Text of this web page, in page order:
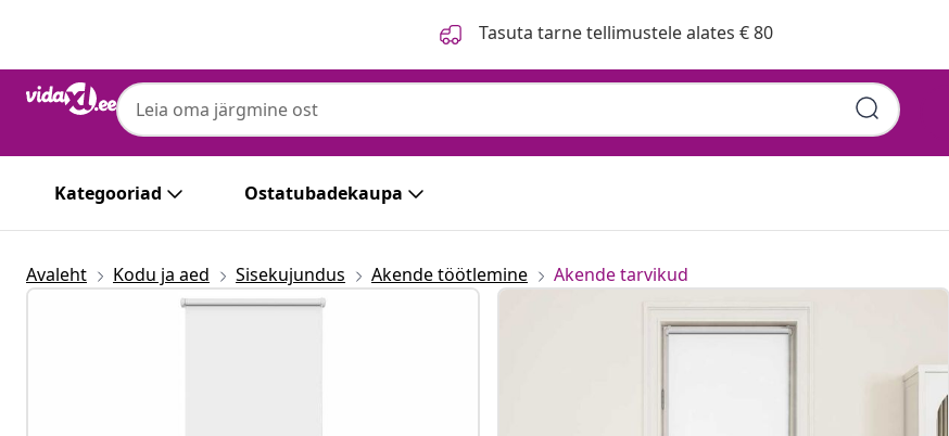
Tasuta tarne tellimustele alates € 80
Kategooriad Ostatubadekaupa
Avaleht Kodu ja aed Sisekujundus Akende töötlemine Akende tarvikud